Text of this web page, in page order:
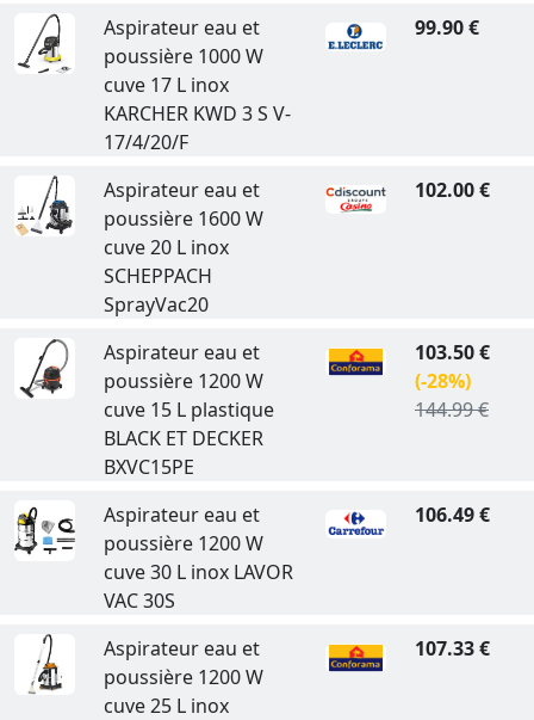
Aspirateur eau et
poussière 1000 W
cuve 17 L inox
KARCHER KWD 3 S V-
17/4/20/F
99.90 €
Aspirateur eau et
poussière 1600 W
cuve 20 L inox
SCHEPPACH
SprayVac20
102.00 €
Aspirateur eau et
poussière 1200 W
cuve 15 L plastique
BLACK ET DECKER
BXVC15PE
103.50 €
(-28%)
144.99 €
Aspirateur eau et
poussière 1200 W
cuve 30 L inox LAVOR
VAC 30S
106.49 €
Aspirateur eau et
poussière 1200 W
cuve 25 L inox
107.33 €